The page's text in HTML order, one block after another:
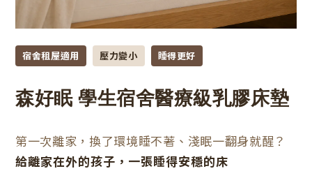
宿舍租屋適用 壓力變小 睡得更好
森好眠 學生宿舍醫療級乳膠床墊
第一次離家，換了環境睡不著、淺眠一翻身就醒？
給離家在外的孩子，一張睡得安穩的床